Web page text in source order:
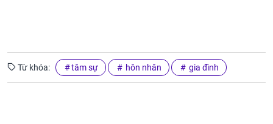
Từ khóa: tâm sự hôn nhân gia đình